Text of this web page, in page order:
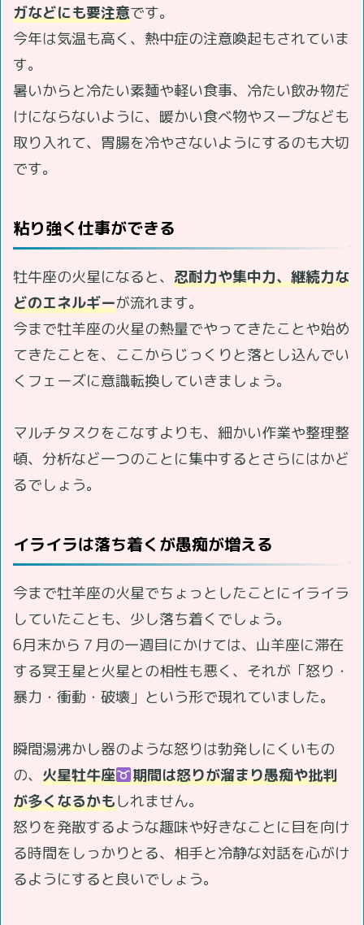
ガなどにも要注意です。
今年は気温も高く、熱中症の注意喚起もされていま
す。
暑いからと冷たい素麵や軽い食事、冷たい飲み物だ
けにならないように、暖かい食べ物やスープなども
取り入れて、胃腸を冷やさないようにするのも大切
です。
粘り強く仕事ができる
牡牛座の火星になると、 忍耐力や集中力、継続力な
どのエネルギーが流れます。
今まで牡羊座の火星の熱量でやってきたことや始め
てきたことを、ここからじっくりと落とし込んでい
くフェーズに意識転換していきましょう。
マルチタスクをこなすよりも、細かい作業や整理整
頓、分析など一つのことに集中するとさらにはかど
るでしょう。
イライラは落ち着くが愚痴が増える
今まで牡羊座の火星でちょっとしたことにイライラ
していたことも、少し落ち着くでしょう。
6月末から７月の一週目にかけては、山羊座に滞在
する冥王星と火星との相性も悪く、それが「怒り・
暴力・衝動・破壊」という形で現れていました。
瞬間湯沸かし器のような怒りは勃発しにくいもの
の、 火星牡牛座
期間は怒りが溜まり愚痴や批判
が多くなるかもしれません。
怒りを発散するような趣味や好きなことに目を向け
る時間をしっかりとる、相手と冷静な対話を心がけ
るようにすると良いでしょう。